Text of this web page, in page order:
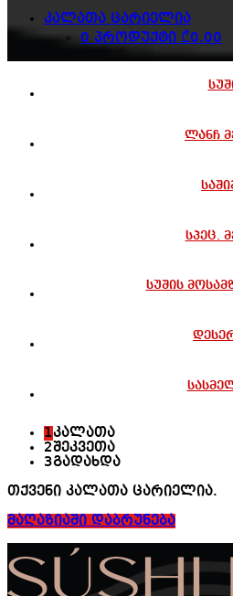
კალათა ცარიელია
0 პროდუქტი ₾0.00
ლანჩ
სპეც.
სუშის
1კალათა
2შეკვეთა
3გადახდა
თქვენი კალათა ცარიელია.
მაღაზიაში დაბრუნება